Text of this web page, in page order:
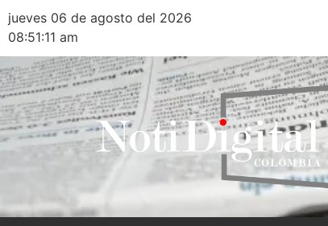
jueves 06 de agosto del 2026
08:51:11 am